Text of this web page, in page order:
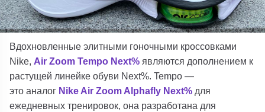
Вдохновленные элитными гоночными кроссовками
Nike, Air Zoom Tempo Next% являются дополнением к
растущей линейке обуви Next%. Tempo —
это аналог Nike Air Zoom Alphafly Next% для
ежедневных тренировок, она разработана для